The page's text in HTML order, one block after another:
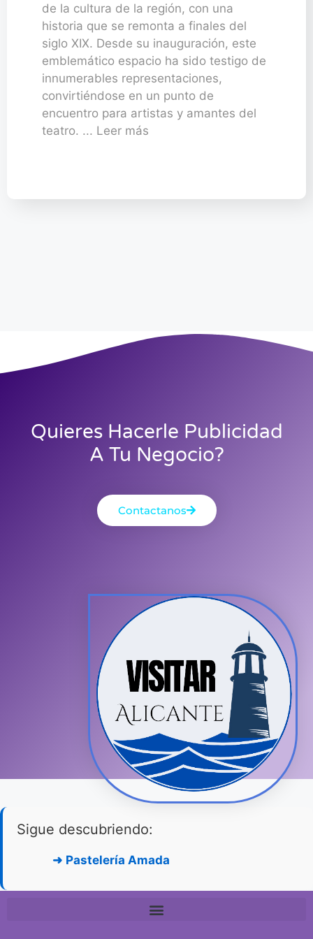
de la cultura de la región, con una
historia que se remonta a finales del
siglo XIX. Desde su inauguración, este
emblemático espacio ha sido testigo de
innumerables representaciones,
convirtiéndose en un punto de
encuentro para artistas y amantes del
teatro. ... Leer más
Quieres Hacerle Publicidad
A Tu Negocio?
Contactanos
Sigue descubriendo:
➜ Pastelería Amada